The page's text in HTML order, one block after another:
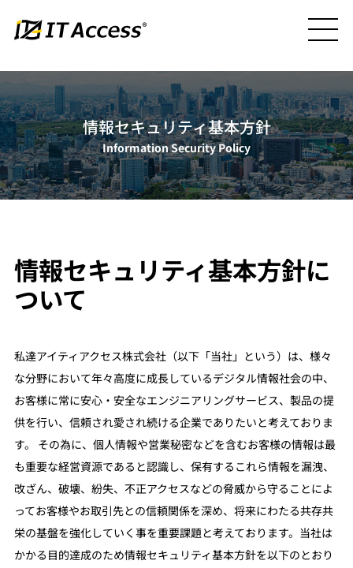
情報セキュリティ基本方針
Information Security Policy
情報セキュリティ基本方針に
ついて
私達アイティアクセス株式会社（以下「当社」という）は、様々
な分野において年々高度に成長しているデジタル情報社会の中、
お客様に常に安心・安全なエンジニアリングサービス、製品の提
供を行い、信頼され愛され続ける企業でありたいと考えておりま
す。 その為に、個人情報や営業秘密などを含むお客様の情報は最
も重要な経営資源であると認識し、保有するこれら情報を漏洩、
改ざん、破壊、紛失、不正アクセスなどの脅威から守ることによ
ってお客様やお取引先との信頼関係を深め、将来にわたる共存共
栄の基盤を強化していく事を重要課題と考えております。当社は
かかる目的達成のため情報セキュリティ基本方針を以下のとおり